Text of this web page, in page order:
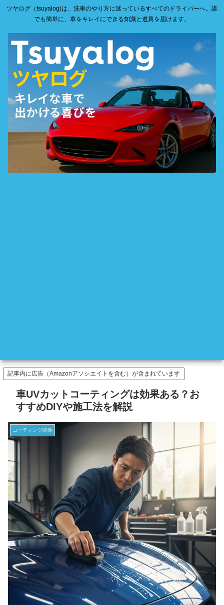
ツヤログ（tsuyalog)は、洗車のやり方に迷っているすべてのドライバーへ。誰
でも簡単に、車をキレイにできる知識と道具を届けます。
記事内に広告（Amazonアソシエイトを含む）が含まれています
車UVカットコーティングは効果ある？お
すすめDIYや施工法を解説
コーティング関係